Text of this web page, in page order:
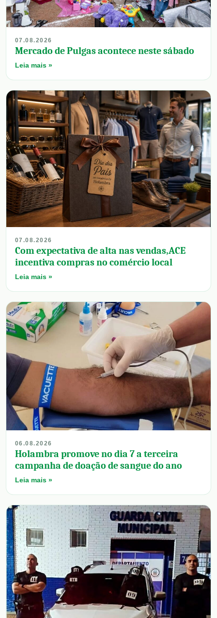
07.08.2026
Mercado de Pulgas acontece neste sábado
Leia mais »
07.08.2026
Com expectativa de alta nas vendas,ACE
incentiva compras no comércio local
Leia mais »
06.08.2026
Holambra promove no dia 7 a terceira
campanha de doação de sangue do ano
Leia mais »